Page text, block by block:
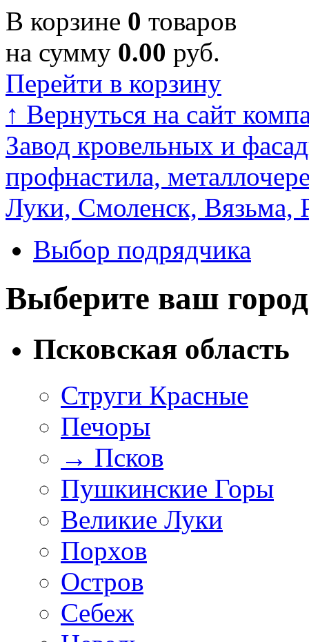
В корзине 0 товаров
на сумму 0.00 руб.
Перейти в корзину
↑ Вернуться на сайт
Завод кровельных и
профнастила,
Луки, Смоленск, Вязьма,
Выбор подрядчика
Выберите ваш город
Псковская область
Струги Красные
Печоры
→ Псков
Пушкинские Горы
Великие Луки
Порхов
Остров
Себеж